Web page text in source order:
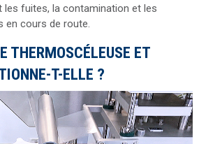
les fuites, la contamination et les
en cours de route.
THERMOSCÉLEUSE ET
T-ELLE ?